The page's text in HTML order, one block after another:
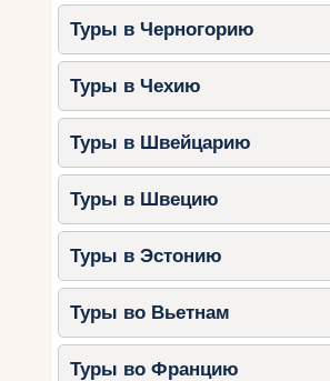
Акции:Сниженные цены
и экскурсии.
3. Пуэрто-Плата
На северном побережье можно
бюджетные отели, так и
Особенности:
водопады Дамахагуа,
4. Ла-Романа
Туры в Черногорию
Туры в Чехию
Туры в Швейцарию
Туры в Швецию
Туры в Эстонию
Туры во Вьетнам
Туры во Францию